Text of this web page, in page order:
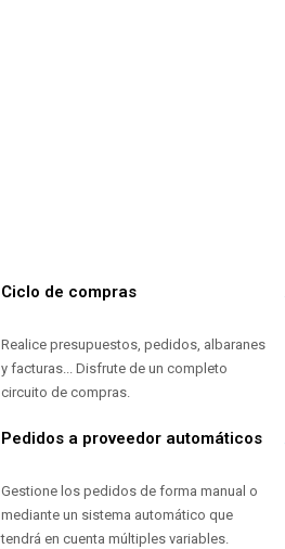
Ciclo de compras
Realice presupuestos, pedidos, albaranes
y facturas... Disfrute de un completo
circuito de compras.
Pedidos a proveedor automáticos
Gestione los pedidos de forma manual o
mediante un sistema automático que
tendrá en cuenta múltiples variables.